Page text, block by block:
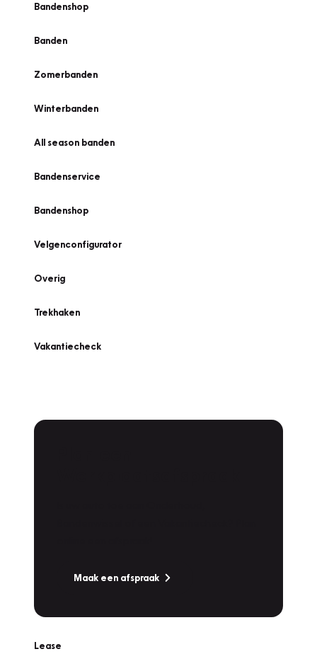
Bandenshop
Banden
Zomerbanden
Winterbanden
All season banden
Bandenservice
Bandenshop
Velgenconfigurator
Overig
Trekhaken
Vakantiecheck
Maak een afspraak
Lease